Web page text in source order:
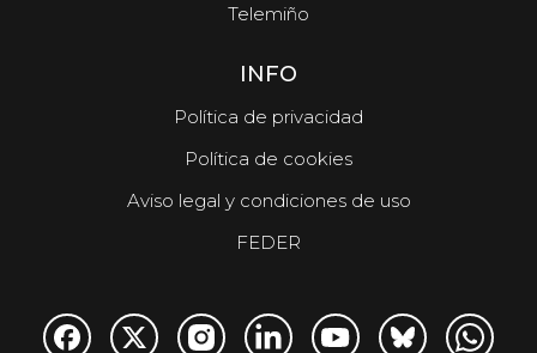
Telemiño
INFO
Política de privacidad
Política de cookies
Aviso legal y condiciones de uso
FEDER